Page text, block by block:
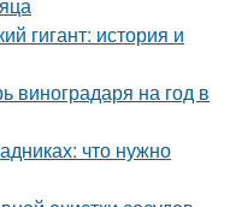
гигант: история и
виноградаря на год в
что нужно